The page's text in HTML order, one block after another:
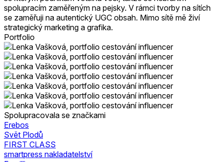
spolupracím zaměřeným na pejsky. V rámci tvorby na sítích
se zaměřuji na autentický UGC obsah. Mimo sítě mě živí
strategický marketing a grafika.
Portfolio
Spolupracovala se značkami
Erebos
Svět Plodů
FIRST CLASS
smartpress nakladatelství